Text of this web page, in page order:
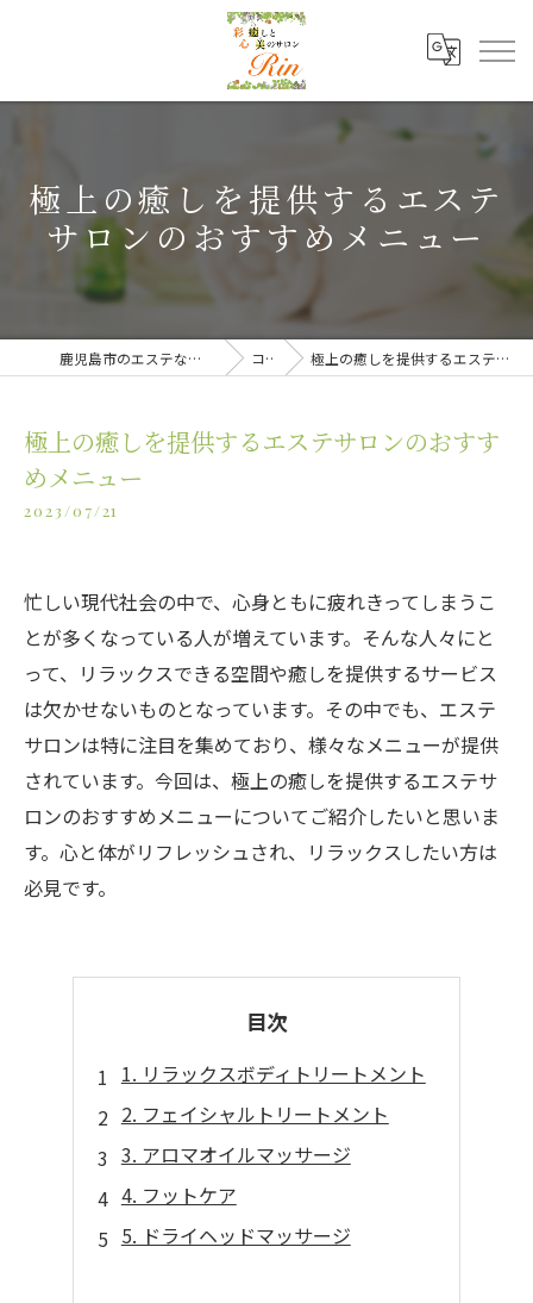
極上の癒しを提供するエステ
サロンのおすすめメニュー
鹿児島市のエステなら癒しと美のサロンRin コラム 極上の癒しを提供するエステサロンのおすすめメニュー
極上の癒しを提供するエステサロンのおすす
めメニュー
2023/07/21
忙しい現代社会の中で、心身ともに疲れきってしまうこ
とが多くなっている人が増えています。そんな人々にと
って、リラックスできる空間や癒しを提供するサービス
は欠かせないものとなっています。その中でも、エステ
サロンは特に注目を集めており、様々なメニューが提供
されています。今回は、極上の癒しを提供するエステサ
ロンのおすすめメニューについてご紹介したいと思いま
す。心と体がリフレッシュされ、リラックスしたい方は
必見です。
目次
1. リラックスボディトリートメント
2. フェイシャルトリートメント
3. アロマオイルマッサージ
4. フットケア
5. ドライヘッドマッサージ